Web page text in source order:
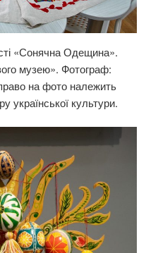
«Сонячна Одещина».
музею». Фотограф:
на фото належить
української культури.